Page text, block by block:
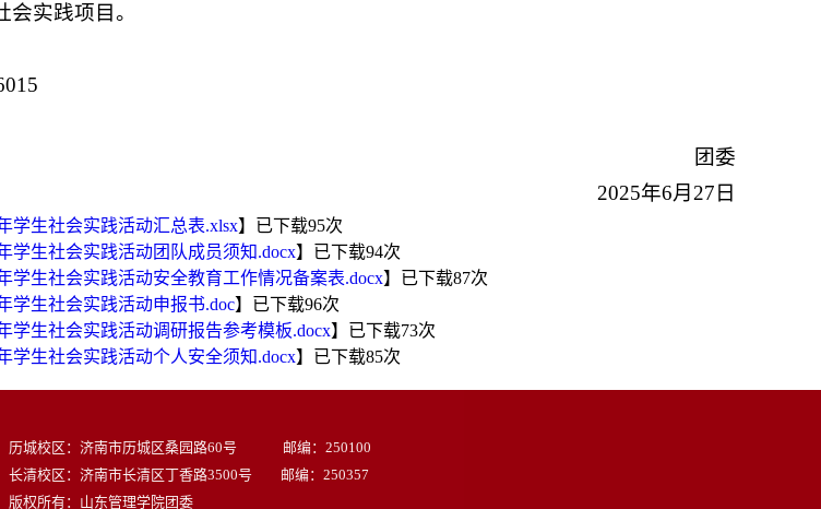
实践项目。
团委
2025年6月27日
学生社会实践活动汇总表.xlsx】已下载95次
学生社会实践活动团队成员须知.docx】已下载94次
学生社会实践活动安全教育工作情况备案表.docx】已下载87次
学生社会实践活动申报书.doc】已下载96次
学生社会实践活动调研报告参考模板.docx】已下载73次
学生社会实践活动个人安全须知.docx】已下载85次
历城校区：济南市历城区桑园路60号 邮编：250100
长清校区：济南市长清区丁香路3500号 邮编：250357
版权所有：山东管理学院团委